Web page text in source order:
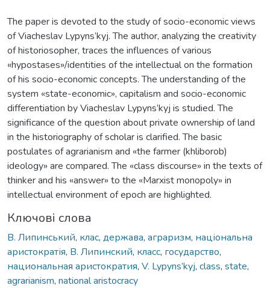
The paper is devoted to the study of socio-economic views
of Viacheslav Lypyns’kyj. The author, analyzing the creativity
of historiosopher, traces the influences of various
«hypostases»/identities of the intellectual on the formation
of his socio-economic concepts. The understanding of the
system «state-economic», capitalism and socio-economic
differentiation by Viacheslav Lypyns’kyj is studied. The
significance of the question about private ownership of land
in the historiography of scholar is clarified. The basic
postulates of agrarianism and «the farmer (khliborob)
ideology» are compared. The «class discourse» in the texts of
thinker and his «answer» to the «Marxist monopoly» in
intellectual environment of epoch are highlighted.
Ключові слова
В. Липинський, клас, держава, аграризм, національна
аристократія, В. Липинский, класс, государство,
национальная аристократия, V. Lypyns’kyj, class, state,
agrarianism, national aristocracy